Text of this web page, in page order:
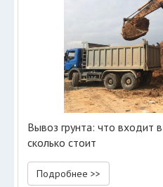
Вывоз грунта: что входит в
сколько стоит
Подробнее >>